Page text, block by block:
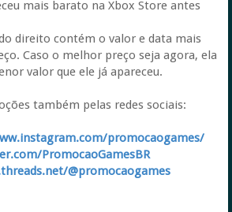
mais barato na Xbox Store antes
direito contém o valor e data mais
Caso o melhor preço seja agora, ela
valor que ele já apareceu.
também pelas redes sociais:
promocaogames/
PromocaoGamesBR
@promocaogames